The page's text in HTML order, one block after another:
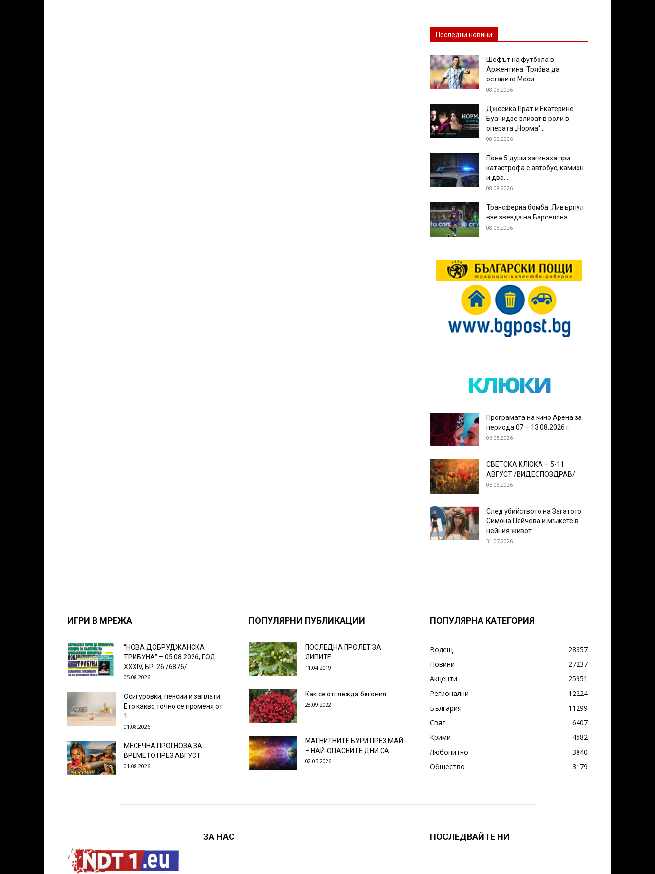
Последни новини
Шефът на футбола в
Аржентина: Трябва да
оставите Меси
08.08.2026
Джесика Прат и Екатерине
Буачидзе влизат в роли в
операта „Норма“...
08.08.2026
Поне 5 души загинаха при
катастрофа с автобус, камион
и две...
08.08.2026
Трансферна бомба: Ливърпул
взе звезда на Барселона
08.08.2026
клюки
Програмата на кино Арена за
периода 07 – 13.08.2026 г.
06.08.2026
СВЕТСКА КЛЮКА – 5-11
АВГУСТ /ВИДЕОПОЗДРАВ/
05.08.2026
След убийството на Загатото:
Симона Пейчева и мъжете в
нейния живот
31.07.2026
ИГРИ В МРЕЖА
“НОВА ДОБРУДЖАНСКА
ТРИБУНА” – 05.08.2026, ГОД.
XXХIV, БР. 26 /6876/
05.08.2026
Осигуровки, пенсии и заплати:
Ето какво точно се променя от
1...
01.08.2026
МЕСЕЧНА ПРОГНОЗА ЗА
ВРЕМЕТО ПРЕЗ АВГУСТ
01.08.2026
ПОПУЛЯРНИ ПУБЛИКАЦИИ
ПОСЛЕДНА ПРОЛЕТ ЗА
ЛИПИТЕ
11.04.2019
Как се отглежда бегония
28.09.2022
МАГНИТНИТЕ БУРИ ПРЕЗ МАЙ
– НАЙ-ОПАСНИТЕ ДНИ СА…
02.05.2026
ПОПУЛЯРНА КАТЕГОРИЯ
Водещ
28357
Новини
27237
Акценти
25951
Регионални
12224
България
11299
Свят
6407
Крими
4582
Любопитно
3840
Общество
3179
ЗА НАС ПОСЛЕДВАЙТЕ НИ